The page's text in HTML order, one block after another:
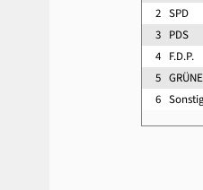
2 SPD
3 PDS
4 F.D.P.
5 GRÜNE
6